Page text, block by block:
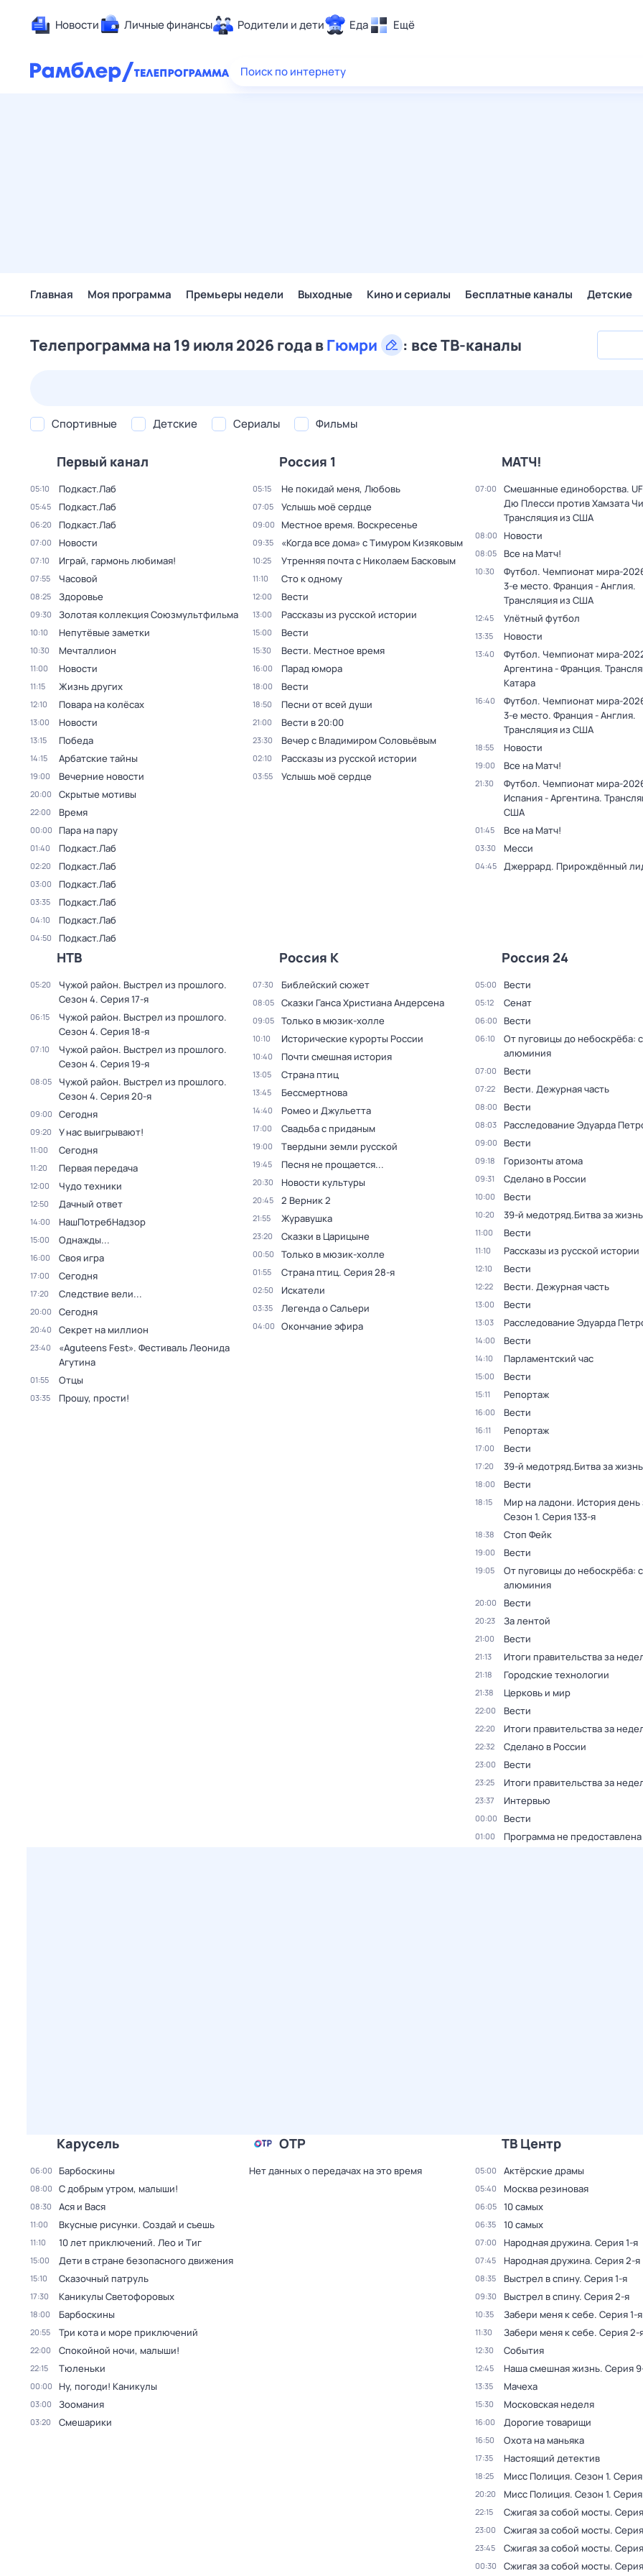
Новости Личные финансы Родители и дети Еда Ещё
Здоровье
Поиск по интернету
Главная Моя программа Премьеры недели Выходные Кино и сериалы Бесплатные каналы Детские
Телепрограмма на 19 июля 2026 года вГюмри : все ТВ-каналы
Спортивные Детские Сериалы Фильмы
Первый канал
05:10 Подкаст.Лаб
05:45 Подкаст.Лаб
06:20 Подкаст.Лаб
07:00 Новости
07:10 Играй, гармонь любимая!
07:55 Часовой
08:25 Здоровье
09:30 Золотая коллекция Союзмультфильма
10:10 Непутёвые заметки
10:30 Мечталлион
11:00 Новости
11:15 Жизнь других
12:10 Повара на колёсах
13:00 Новости
13:15 Победа
14:15 Арбатские тайны
19:00 Вечерние новости
20:00 Скрытые мотивы
22:00 Время
00:00 Пара на пару
01:40 Подкаст.Лаб
02:20 Подкаст.Лаб
03:00 Подкаст.Лаб
03:35 Подкаст.Лаб
04:10 Подкаст.Лаб
04:50 Подкаст.Лаб
Россия 1
05:15 Не покидай меня, Любовь
07:05 Услышь моё сердце
09:00 Местное время. Воскресенье
09:35 «Когда все дома» с Тимуром Кизяковым
10:25 Утренняя почта с Николаем Басковым
11:10 Сто к одному
12:00 Вести
13:00 Рассказы из русской истории
15:00 Вести
15:30 Вести. Местное время
16:00 Парад юмора
18:00 Вести
18:50 Песни от всей души
21:00 Вести в 20:00
23:30 Вечер с Владимиром Соловьёвым
02:10 Рассказы из русской истории
03:55 Услышь моё сердце
МАТЧ!
07:00
Смешанные единоборства.
Дю Плесси против Хамзата
Трансляция из США
08:00 Новости
08:05 Все на Матч!
10:30
Футбол. Чемпионат мира-
3-е место. Франция - Англия.
Трансляция из США
12:45 Улётный футбол
13:35 Новости
13:40
Футбол. Чемпионат мира-
Аргентина - Франция.
Катара
16:40
Футбол. Чемпионат мира-
3-е место. Франция - Англия.
Трансляция из США
18:55 Новости
19:00 Все на Матч!
21:30
Футбол. Чемпионат мира-
Испания - Аргентина.
США
01:45 Все на Матч!
03:30 Месси
04:45 Джеррард. Прирождённый
НТВ
05:20 Чужой район. Выстрел из прошлого.
Сезон 4. Серия 17-я
06:15 Чужой район. Выстрел из прошлого.
Сезон 4. Серия 18-я
07:10 Чужой район. Выстрел из прошлого.
Сезон 4. Серия 19-я
08:05 Чужой район. Выстрел из прошлого.
Сезон 4. Серия 20-я
09:00 Сегодня
09:20 У нас выигрывают!
11:00 Сегодня
11:20 Первая передача
12:00 Чудо техники
12:50 Дачный ответ
14:00 НашПотребНадзор
15:00 Однажды...
16:00 Своя игра
17:00 Сегодня
17:20 Следствие вели...
20:00 Сегодня
20:40 Секрет на миллион
23:40
«Aguteens Fest». Фестиваль Леонида
Агутина
01:55 Отцы
03:35 Прошу, прости!
Россия К
07:30 Библейский сюжет
08:05 Сказки Ганса Христиана Андерсена
09:05 Только в мюзик-холле
10:10 Исторические курорты России
10:40 Почти смешная история
13:05 Страна птиц
13:45 Бессмертнова
14:40 Ромео и Джульетта
17:00 Свадьба с приданым
19:00 Твердыни земли русской
19:45 Песня не прощается...
20:30 Новости культуры
20:45 2 Верник 2
21:55 Журавушка
23:20 Сказки в Царицыне
00:50 Только в мюзик-холле
01:55 Страна птиц. Серия 28-я
02:50 Искатели
03:35 Легенда о Сальери
04:00 Окончание эфира
Россия 24
05:00 Вести
05:12 Сенат
06:00 Вести
06:10
От пуговицы до небоскрёба:
алюминия
07:00 Вести
07:22 Вести. Дежурная часть
08:00 Вести
08:03 Расследование Эдуарда
09:00 Вести
09:18 Горизонты атома
09:31 Сделано в России
10:00 Вести
10:20 39-й медотряд.Битва за жизнь
11:00 Вести
11:10 Рассказы из русской истории
12:10 Вести
12:22 Вести. Дежурная часть
13:00 Вести
13:03 Расследование Эдуарда
14:00 Вести
14:10 Парламентский час
15:00 Вести
15:11 Репортаж
16:00 Вести
16:11 Репортаж
17:00 Вести
17:20 39-й медотряд.Битва за жизнь
18:00 Вести
18:15 Мир на ладони. История день
Сезон 1. Серия 133-я
18:38 Стоп Фейк
19:00 Вести
19:05
От пуговицы до небоскрёба:
алюминия
20:00 Вести
20:23 За лентой
21:00 Вести
21:13 Итоги правительства за
21:18 Городские технологии
21:38 Церковь и мир
22:00 Вести
22:20 Итоги правительства за
22:32 Сделано в России
23:00 Вести
23:25 Итоги правительства за
23:37 Интервью
00:00 Вести
01:00 Программа не
Карусель
06:00 Барбоскины
08:00 С добрым утром, малыши!
08:30 Ася и Вася
11:00 Вкусные рисунки. Создай и съешь
11:10 10 лет приключений. Лео и Тиг
15:00 Дети в стране безопасного движения
15:10 Сказочный патруль
17:30 Каникулы Светофоровых
18:00 Барбоскины
20:55 Три кота и море приключений
22:00 Спокойной ночи, малыши!
22:15 Тюленьки
00:00 Ну, погоди! Каникулы
03:00 Зоомания
03:20 Смешарики
ОТР
Нет данных о передачах на это время
ТВ Центр
05:00 Актёрские драмы
05:40 Москва резиновая
06:05 10 самых
06:35 10 самых
07:00 Народная дружина. Серия 1-я
07:45 Народная дружина. Серия 2-я
08:35 Выстрел в спину. Серия 1-я
09:30 Выстрел в спину. Серия 2-я
10:35 Забери меня к себе. Серия 1-я
11:30 Забери меня к себе. Серия 2-
12:30 События
12:45 Наша смешная жизнь. Серия
13:35 Мачеха
15:30 Московская неделя
16:00 Дорогие товарищи
16:50 Охота на маньяка
17:35 Настоящий детектив
18:25 Мисс Полиция. Сезон 1. Серия
20:20 Мисс Полиция. Сезон 1.
22:15 Сжигая за собой мосты.
23:00 Сжигая за собой мосты.
23:45 Сжигая за собой мосты.
00:30 Сжигая за собой мосты.